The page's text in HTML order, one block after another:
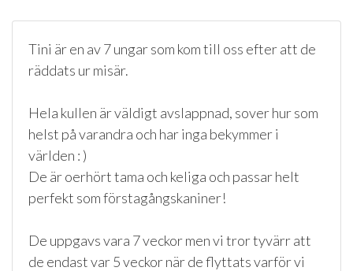
Tini är en av 7 ungar som kom till oss efter att de
räddats ur misär.
Hela kullen är väldigt avslappnad, sover hur som
helst på varandra och har inga bekymmer i
världen : )
De är oerhört tama och keliga och passar helt
perfekt som förstagångskaniner!
De uppgavs vara 7 veckor men vi tror tyvärr att
de endast var 5 veckor när de flyttats varför vi